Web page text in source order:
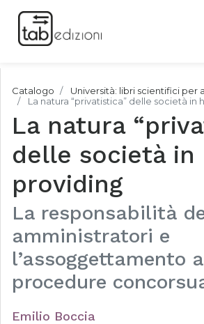
Catalogo
Università: libri scientifici per
La natura “privatistica” delle società in
La natura
delle società in
providing
La responsabilità
amministratori e
l’assoggettamento
procedure
Emilio Boccia